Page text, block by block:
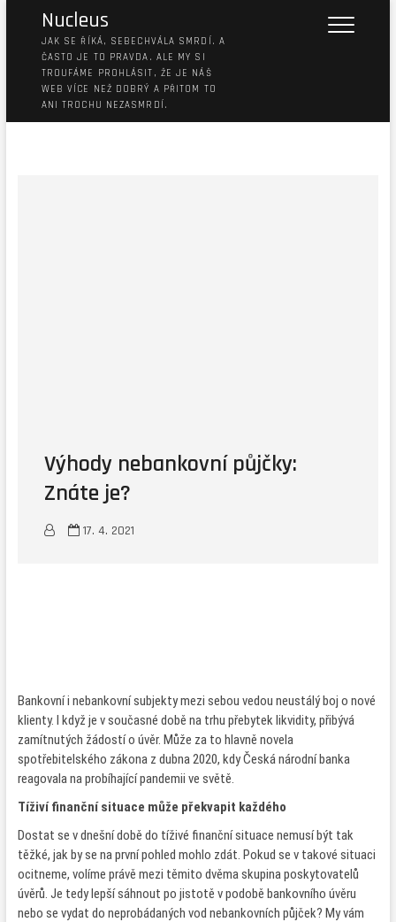
Nucleus
JAK SE ŘÍKÁ, SEBECHVÁLA SMRDÍ. A
ČASTO JE TO PRAVDA. ALE MY SI
TROUFÁME PROHLÁSIT, ŽE JE NÁŠ
WEB VÍCE NEŽ DOBRÝ A PŘITOM TO
ANI TROCHU NEZASMRDÍ.
Výhody nebankovní půjčky:
Znáte je?
17. 4. 2021
Bankovní i nebankovní subjekty mezi sebou vedou neustálý boj o nové
klienty. I když je v současné době na trhu přebytek likvidity, přibývá
zamítnutých žádostí o úvěr. Může za to hlavně novela
spotřebitelského zákona z dubna 2020, kdy Česká národní banka
reagovala na probíhající pandemii ve světě.
Tíživí finanční situace může překvapit každého
Dostat se v dnešní době do tíživé finanční situace nemusí být tak
těžké, jak by se na první pohled mohlo zdát. Pokud se v takové situaci
ocitneme, volíme právě mezi těmito dvěma skupina poskytovatelů
úvěrů. Je tedy lepší sáhnout po jistotě v podobě bankovního úvěru
nebo se vydat do neprobádaných vod nebankovních půjček? My vám